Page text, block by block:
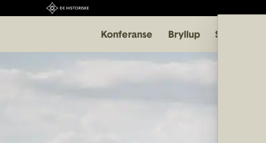
Konferanse Bryllup Selskap